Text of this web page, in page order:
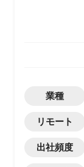
業種
リモート
出社頻度